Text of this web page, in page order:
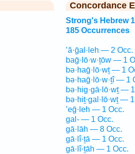
Concordance
Strong's Hebrew
185 Occurrences
’ă·ḡal·leh — 2 Occ.
baḡ·lō·w·ṯōw — 1
bə·haḡ·lō·wṯ — 1
bə·haḡ·lō·w·ṯî — 1
bə·hig·gā·lō·wṯ —
bə·hiṯ·gal·lō·wṯ —
’eḡ·leh — 1 Occ.
gal- — 1 Occ.
gā·lāh — 8 Occ.
gā·lî·ṯā — 1 Occ.
gā·lî·ṯāh — 1 Occ.